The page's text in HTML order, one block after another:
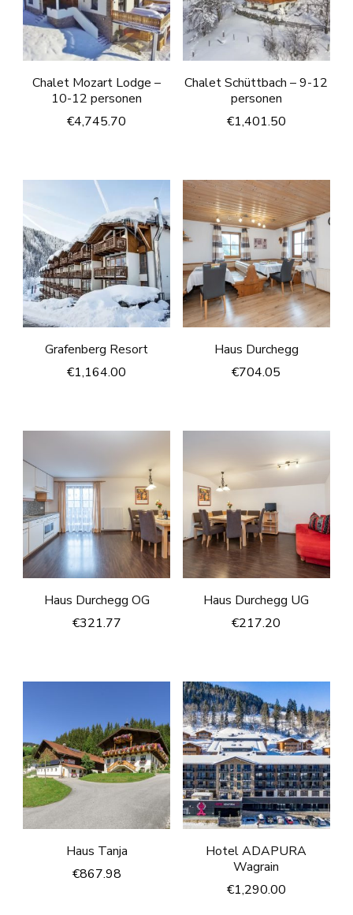
Chalet Mozart Lodge –
10-12 personen
€4,745.70
Chalet Schüttbach – 9-12
personen
€1,401.50
Grafenberg Resort
€1,164.00
Haus Durchegg
€704.05
Haus Durchegg OG
€321.77
Haus Durchegg UG
€217.20
Haus Tanja
€867.98
Hotel ADAPURA
Wagrain
€1,290.00